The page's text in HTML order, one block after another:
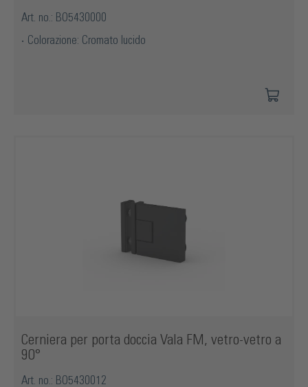
Art. no.: BO5430000
Colorazione: Cromato lucido
Cerniera per porta doccia Vala FM, vetro-vetro a
90°
Art. no.: BO5430012